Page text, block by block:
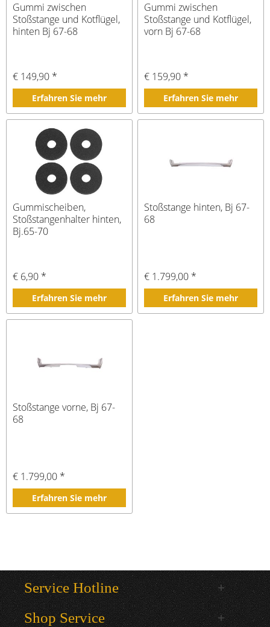
Gummi zwischen
Stoßstange und Kotflügel,
hinten Bj 67-68
€ 149,90 *
Erfahren Sie mehr
Gummi zwischen
Stoßstange und Kotflügel,
vorn Bj 67-68
€ 159,90 *
Erfahren Sie mehr
Gummischeiben,
Stoßstangenhalter hinten,
Bj.65-70
€ 6,90 *
Erfahren Sie mehr
Stoßstange hinten, Bj 67-
68
€ 1.799,00 *
Erfahren Sie mehr
Stoßstange vorne, Bj 67-
68
€ 1.799,00 *
Erfahren Sie mehr
Service Hotline
Shop Service